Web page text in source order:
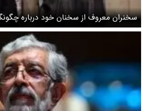
سخنران معروف از سخنان خود درباره
رهبرانقلاب ، مذاکره با آمریکا و